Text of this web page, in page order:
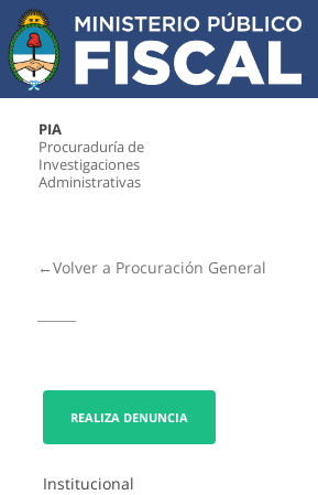
PIA
Procuraduría de
Investigaciones
Administrativas
←Volver a Procuración General
REALIZA DENUNCIA
Institucional